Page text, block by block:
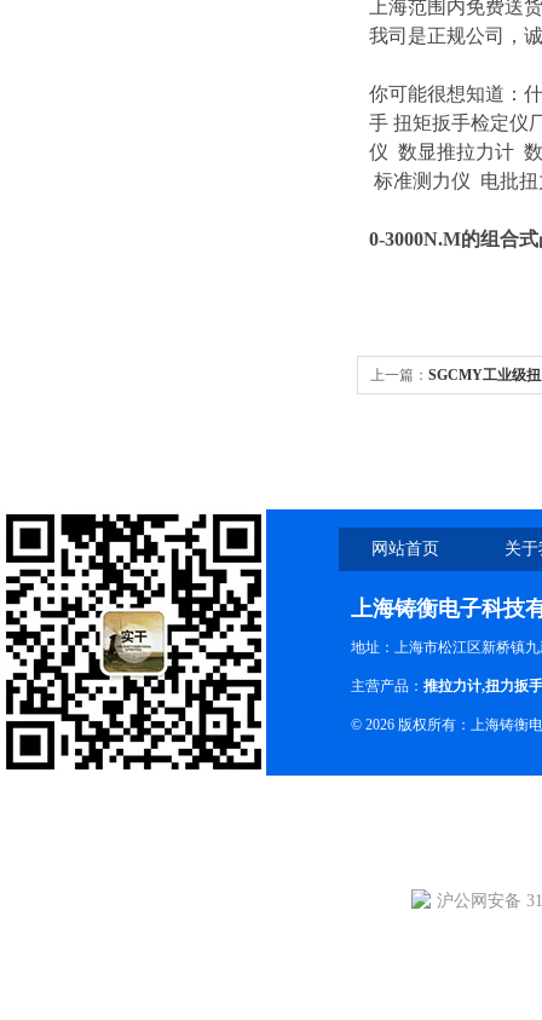
上海范围内免费送
我司是正规公司，
你可能很想知道：
手 扭矩扳手检定仪
仪 数显推拉力计
标准测力仪 电批
0-3000N.M的组合
上一篇： SGCMY工业级
网站首页 关
上海铸衡电子科技
地址：上海市松江区新桥镇
主营产品： 推拉力计,扭力扳手
© 2026 版权所有：上海铸衡
沪公网安备